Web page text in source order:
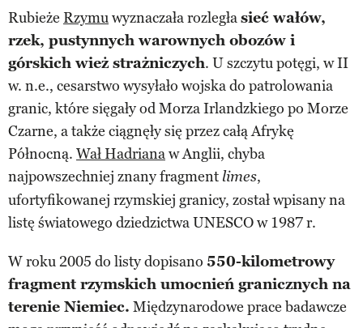
Rubieże Rzymuwyznaczała rozległasieć wałów,
rzek, pustynnych warownych obozów i
górskich wież strażniczych. U szczytu potęgi, w II
w. n.e., cesarstwo wysyłało wojska do patrolowania
granic, które sięgały od Morza Irlandzkiego po Morze
Czarne, a także ciągnęły się przez całą Afrykę
Północną. Wał Hadrianaw Anglii, chyba
najpowszechniej znany fragment limes,
ufortyfikowanej rzymskiej granicy, został wpisany na
listę światowego dziedzictwa UNESCO w 1987 r.
W roku 2005 do listy dopisano 550-kilometrowy
fragment rzymskich umocnień granicznych na
terenie Niemiec. Międzynarodowe prace badawcze